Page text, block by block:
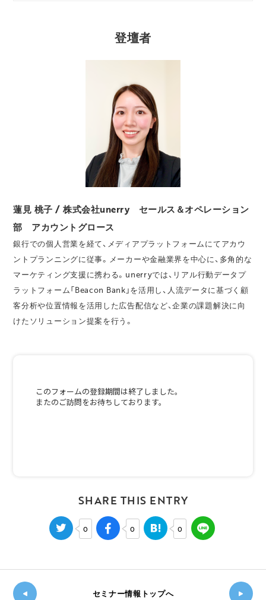
登壇者
蓮見 桃子 / 株式会社unerry セールス＆オペレーション
部 アカウントグロース
銀行での個人営業を経て、メディアプラットフォームにてアカウ
ントプランニングに従事。メーカーや金融業界を中心に、多角的な
マーケティング支援に携わる。unerryでは、リアル行動データプ
ラットフォーム「Beacon Bank」を活用し、人流データに基づく顧
客分析や位置情報を活用した広告配信など、企業の課題解決に向
けたソリューション提案を行う。
SHARE THIS ENTRY
0 0 0
セミナー情報トップへ